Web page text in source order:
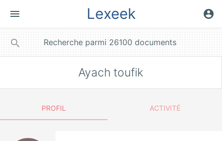
menu Lexeek account_circle
search
Ayach toufik
PROFIL ACTIVITÉ